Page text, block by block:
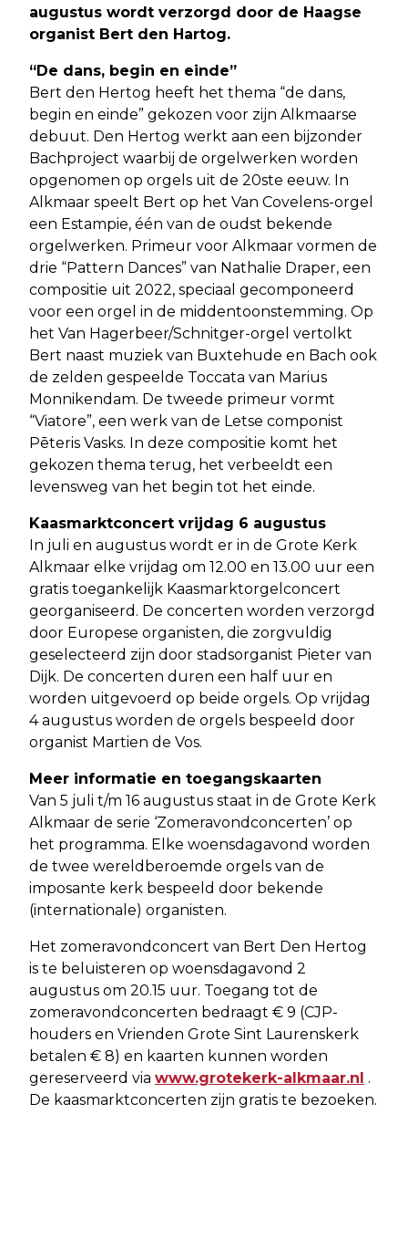
augustus wordt verzorgd door de Haagse
organist Bert den Hartog.
“De dans, begin en einde”
Bert den Hertog heeft het thema “de dans,
begin en einde” gekozen voor zijn Alkmaarse
debuut. Den Hertog werkt aan een bijzonder
Bachproject waarbij de orgelwerken worden
opgenomen op orgels uit de 20ste eeuw. In
Alkmaar speelt Bert op het Van Covelens-orgel
een Estampie, één van de oudst bekende
orgelwerken. Primeur voor Alkmaar vormen de
drie “Pattern Dances” van Nathalie Draper, een
compositie uit 2022, speciaal gecomponeerd
voor een orgel in de middentoonstemming. Op
het Van Hagerbeer/Schnitger-orgel vertolkt
Bert naast muziek van Buxtehude en Bach ook
de zelden gespeelde Toccata van Marius
Monnikendam. De tweede primeur vormt
“Viatore”, een werk van de Letse componist
Pēteris Vasks. In deze compositie komt het
gekozen thema terug, het verbeeldt een
levensweg van het begin tot het einde.
Kaasmarktconcert vrijdag 6 augustus
In juli en augustus wordt er in de Grote Kerk
Alkmaar elke vrijdag om 12.00 en 13.00 uur een
gratis toegankelijk Kaasmarktorgelconcert
georganiseerd. De concerten worden verzorgd
door Europese organisten, die zorgvuldig
geselecteerd zijn door stadsorganist Pieter van
Dijk. De concerten duren een half uur en
worden uitgevoerd op beide orgels. Op vrijdag
4 augustus worden de orgels bespeeld door
organist Martien de Vos.
Meer informatie en toegangskaarten
Van 5 juli t/m 16 augustus staat in de Grote Kerk
Alkmaar de serie ‘Zomeravondconcerten’ op
het programma. Elke woensdagavond worden
de twee wereldberoemde orgels van de
imposante kerk bespeeld door bekende
(internationale) organisten.
Het zomeravondconcert van Bert Den Hertog
is te beluisteren op woensdagavond 2
augustus om 20.15 uur. Toegang tot de
zomeravondconcerten bedraagt € 9 (CJP-
houders en Vrienden Grote Sint Laurenskerk
betalen € 8) en kaarten kunnen worden
gereserveerd via www.grotekerk-alkmaar.nl .
De kaasmarktconcerten zijn gratis te bezoeken.